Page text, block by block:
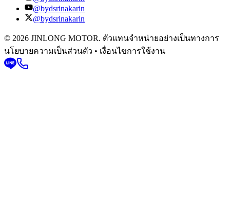
@bydsrinakarin
@bydsrinakarin
© 2026 JINLONG MOTOR. ตัวแทนจำหน่ายอย่างเป็นทางการ
นโยบายความเป็นส่วนตัว • เงื่อนไขการใช้งาน